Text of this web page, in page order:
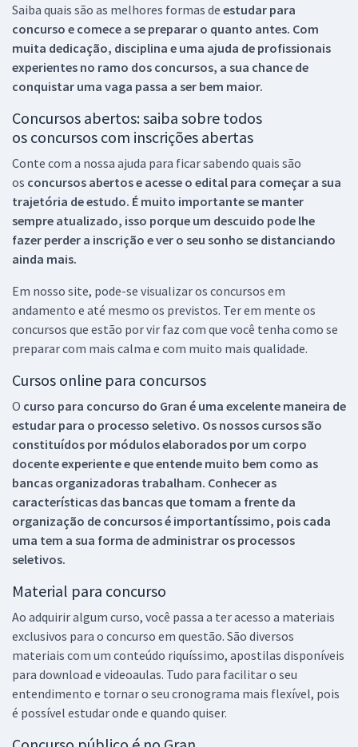
Saiba quais são as melhores formas de estudar para
concurso e comece a se preparar o quanto antes. Com
muita dedicação, disciplina e uma ajuda de profissionais
experientes no ramo dos concursos, a sua chance de
conquistar uma vaga passa a ser bem maior.
Concursos abertos: saiba sobre todos
os concursos com inscrições abertas
Conte com a nossa ajuda para ficar sabendo quais são
os concursos abertos e acesse o edital para começar a sua
trajetória de estudo. É muito importante se manter
sempre atualizado, isso porque um descuido pode lhe
fazer perder a inscrição e ver o seu sonho se distanciando
ainda mais.
Em nosso site, pode-se visualizar os concursos em
andamento e até mesmo os previstos. Ter em mente os
concursos que estão por vir faz com que você tenha como se
preparar com mais calma e com muito mais qualidade.
Cursos online para concursos
O curso para concurso do Gran é uma excelente maneira de
estudar para o processo seletivo. Os nossos cursos são
constituídos por módulos elaborados por um corpo
docente experiente e que entende muito bem como as
bancas organizadoras trabalham. Conhecer as
características das bancas que tomam a frente da
organização de concursos é importantíssimo, pois cada
uma tem a sua forma de administrar os processos
seletivos.
Material para concurso
Ao adquirir algum curso, você passa a ter acesso a materiais
exclusivos para o concurso em questão. São diversos
materiais com um conteúdo riquíssimo, apostilas disponíveis
para download e videoaulas. Tudo para facilitar o seu
entendimento e tornar o seu cronograma mais flexível, pois
é possível estudar onde e quando quiser.